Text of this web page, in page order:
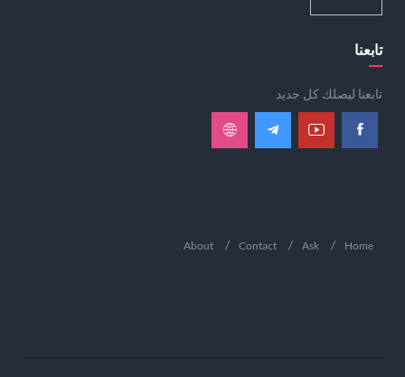
تابعنا
تابعنا ليصلك كل جديد
Home
Ask
Contact
About